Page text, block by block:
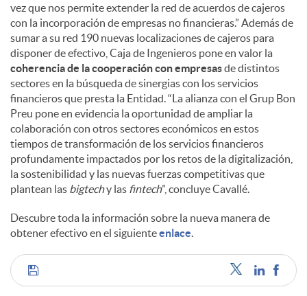
vez que nos permite extender la red de acuerdos de cajeros
con la incorporación de empresas no financieras.” Además de
sumar a su red 190 nuevas localizaciones de cajeros para
disponer de efectivo, Caja de Ingenieros pone en valor la
coherencia de la cooperación con empresasde distintos
sectores en la búsqueda de sinergias con los servicios
financieros que presta la Entidad. “La alianza con el Grup Bon
Preu pone en evidencia la oportunidad de ampliar la
colaboración con otros sectores económicos en estos
tiempos de transformación de los servicios financieros
profundamente impactados por los retos de la digitalización,
la sostenibilidad y las nuevas fuerzas competitivas que
plantean las bigtechy las fintech”, concluye Cavallé.
Descubre toda la información sobre la nueva manera de
obtener efectivo en el siguienteenlace.